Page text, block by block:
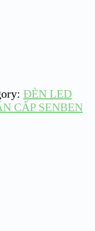
ĐÈN LED
CẤP SENBEN